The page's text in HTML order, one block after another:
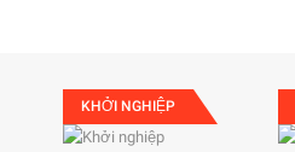
KHỞI NGHIỆP